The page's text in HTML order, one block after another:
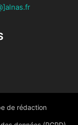
de rédaction